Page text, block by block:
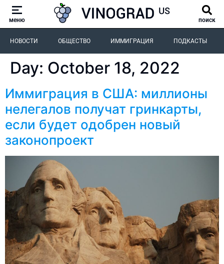
меню поиск
НОВОСТИ ОБЩЕСТВО ИММИГРАЦИЯ ПОДКАСТЫ
Day: October 18, 2022
Иммиграция в США: миллионы
нелегалов получат гринкарты,
если будет одобрен новый
законопроект